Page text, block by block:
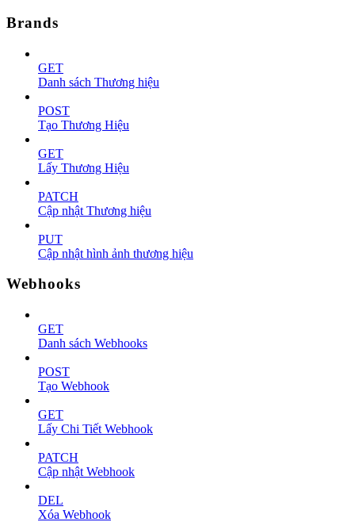
Brands
GET
Danh sách Thương hiệu
POST
Tạo Thương Hiệu
GET
Lấy Thương Hiệu
PATCH
Cập nhật Thương hiệu
PUT
Cập nhật hình ảnh thương hiệu
Webhooks
GET
Danh sách Webhooks
POST
Tạo Webhook
GET
Lấy Chi Tiết Webhook
PATCH
Cập nhật Webhook
DEL
Xóa Webhook